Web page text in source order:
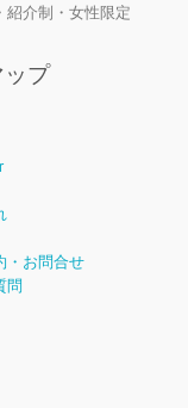
紹介制・女性限定
プ
・お問合せ
問